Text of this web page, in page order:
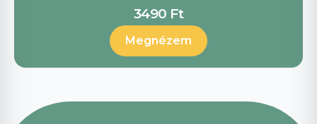
3490 Ft
Megnézem